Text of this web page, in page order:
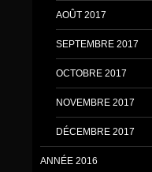
AOÛT 2017
SEPTEMBRE 2017
OCTOBRE 2017
NOVEMBRE 2017
DÉCEMBRE 2017
ANNÉE 2016